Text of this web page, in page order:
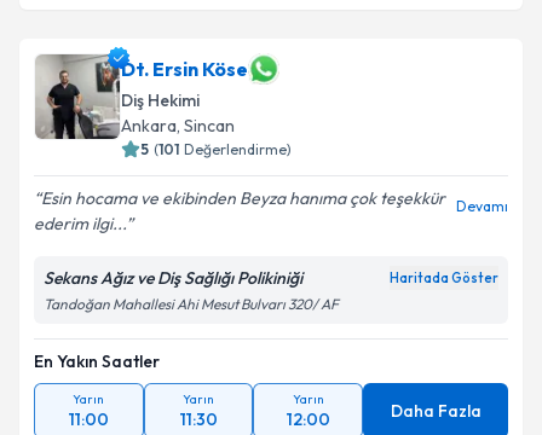
Dt. Ersin Köse
Diş Hekimi
Ankara, Sincan
5 (101 Değerlendirme)
Esin hocama ve ekibinden Beyza hanıma çok teşekkür
ederim ilgi...
Devamı
Sekans Ağız ve Diş Sağlığı Polikiniği Haritada Göster
Tandoğan Mahallesi Ahi Mesut Bulvarı 320/ AF
En Yakın Saatler
Yarın
11:00
Yarın
11:30
Yarın
12:00 Daha Fazla